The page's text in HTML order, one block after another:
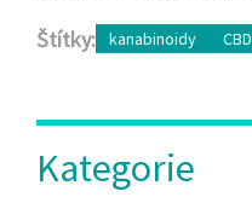
Štítky: kanabinoidy CBD
Kategorie